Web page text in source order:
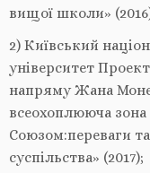
вищої школи»
2) Київський
університет
напряму Жана
всеохоплююча зона
Союзом:переваги
суспільства» (2017);